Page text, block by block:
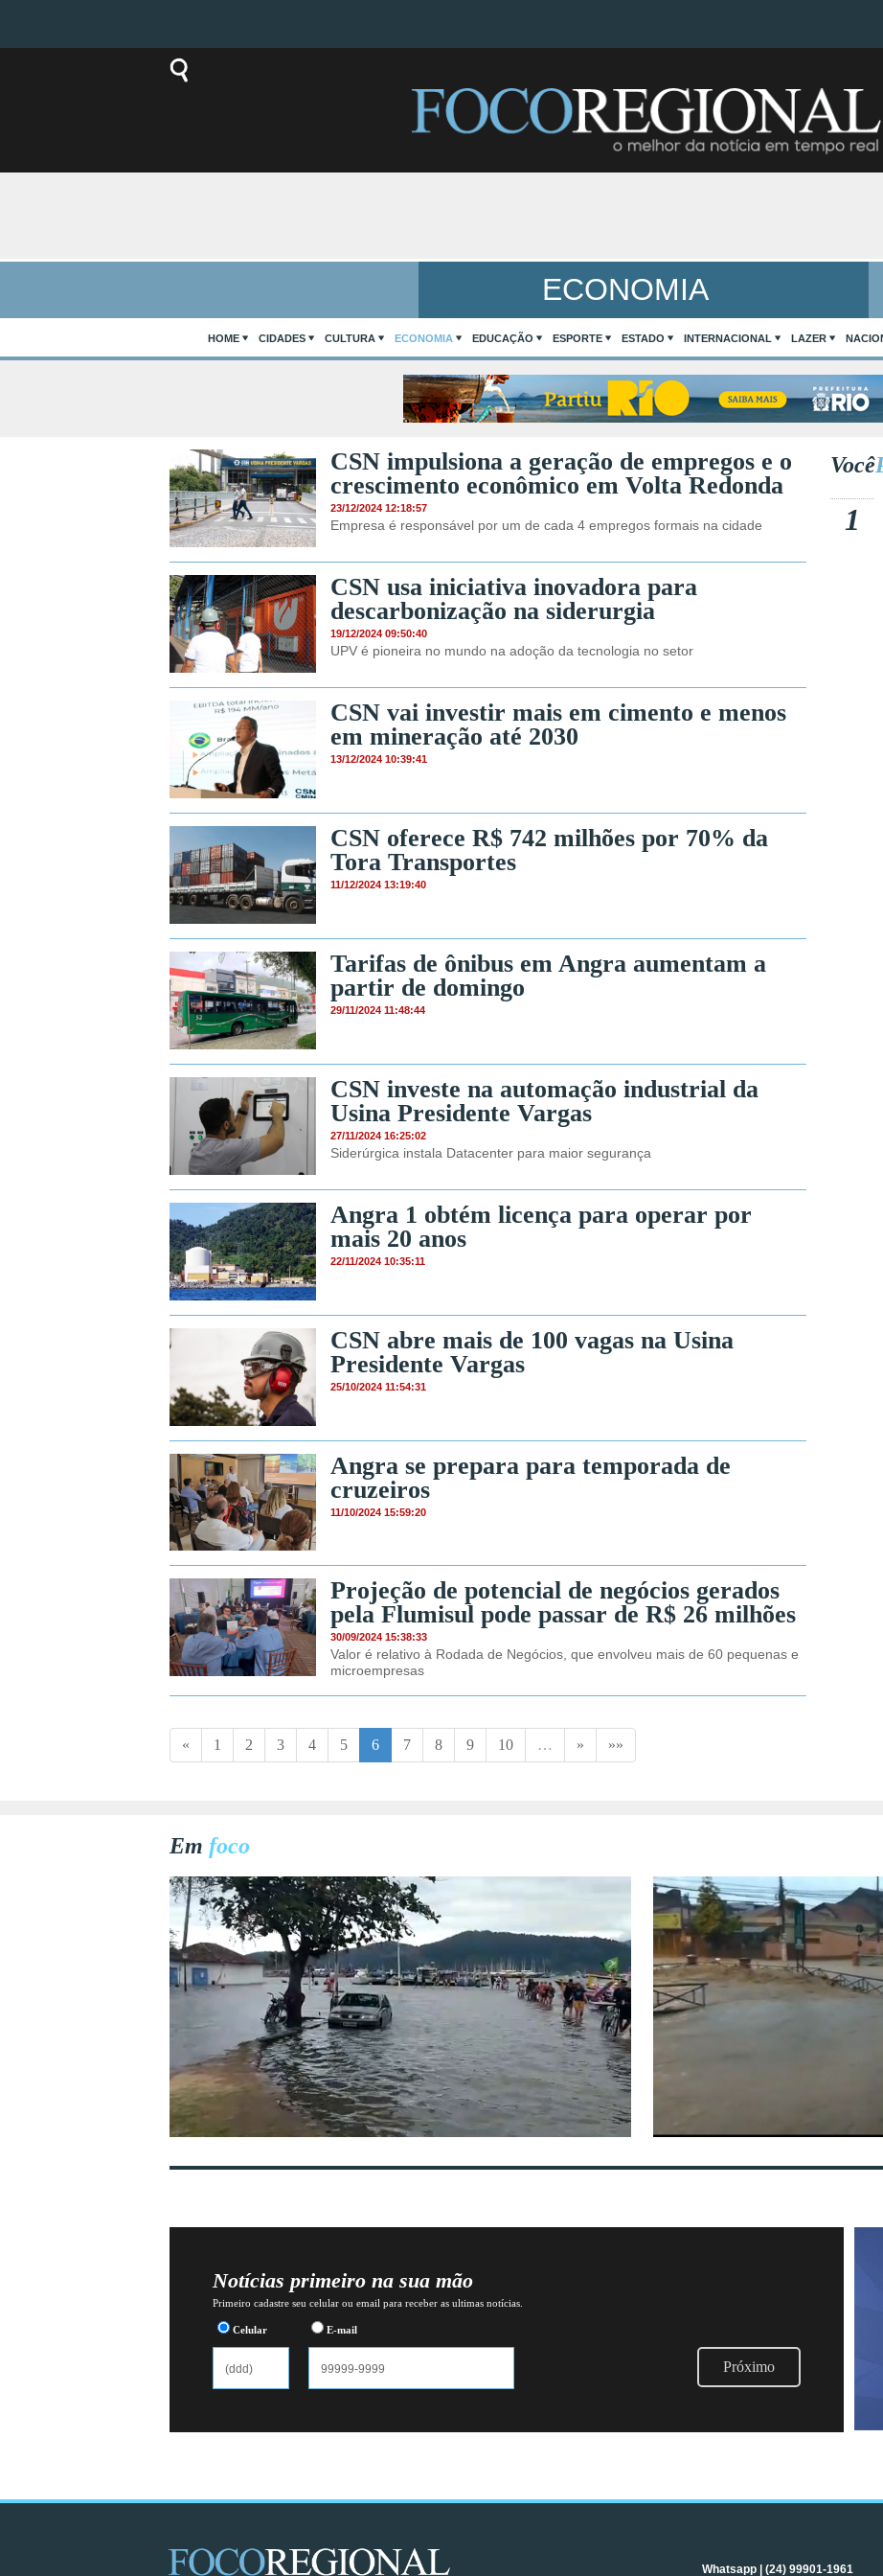
ECONOMIA
HOME CIDADES CULTURA ECONOMIA EDUCAÇÃO ESPORTE ESTADO INTERNACIONAL LAZER
CSN impulsiona a geração de empregos e o
crescimento econômico em Volta Redonda
23/12/2024 12:18:57
Empresa é responsável por um de cada 4 empregos formais na cidade
CSN usa iniciativa inovadora para
descarbonização na siderurgia
19/12/2024 09:50:40
UPV é pioneira no mundo na adoção da tecnologia no setor
CSN vai investir mais em cimento e menos
em mineração até 2030
13/12/2024 10:39:41
CSN oferece R$ 742 milhões por 70% da
Tora Transportes
11/12/2024 13:19:40
Tarifas de ônibus em Angra aumentam a
partir de domingo
29/11/2024 11:48:44
CSN investe na automação industrial da
Usina Presidente Vargas
27/11/2024 16:25:02
Siderúrgica instala Datacenter para maior segurança
Angra 1 obtém licença para operar por
mais 20 anos
22/11/2024 10:35:11
CSN abre mais de 100 vagas na Usina
Presidente Vargas
25/10/2024 11:54:31
Angra se prepara para temporada de
cruzeiros
11/10/2024 15:59:20
Projeção de potencial de negócios gerados
pela Flumisul pode passar de R$ 26 milhões
30/09/2024 15:38:33
Valor é relativo à Rodada de Negócios, que envolveu mais de 60 pequenas e
microempresas
« 1 2 3 4 5 6 7 8 9 10 … » »»
Você
1
Em foco
Notícias primeiro na sua mão
Primeiro cadastre seu celular ou email para receber as ultimas notícias.
Celular E-mail
Próximo
Whatsapp | (24) 99901-1961